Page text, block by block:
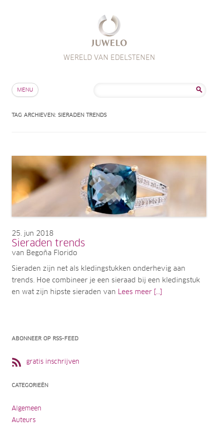
WERELD VAN EDELSTENEN
MENU
TAG ARCHIEVEN: SIERADEN TRENDS
25 jun 2018
Sieraden trends
van Begoña Florido
Sieraden zijn net als kledingstukken onderhevig aan
trends. Hoe combineer je een sieraad bij een kledingstuk
en wat zijn hipste sieraden van Lees meer [...]
ABONNEER OP RSS-FEED
gratis inschrijven
CATEGORIEËN
Algemeen
Auteurs